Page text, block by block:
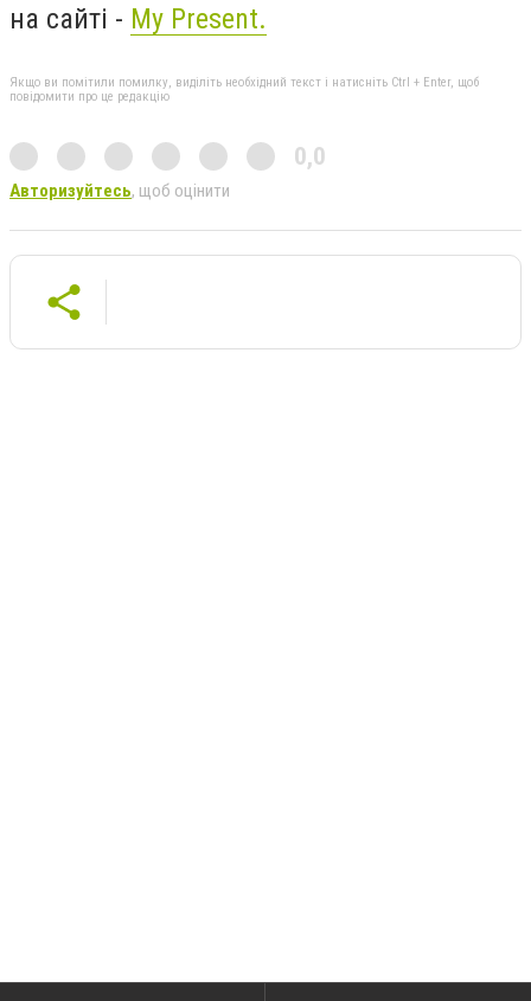
на сайті - My Present.
Якщо ви помітили помилку, виділіть необхідний текст і натисніть Ctrl + Enter, щоб
повідомити про це редакцію
0,0
Авторизуйтесь, щоб оцінити